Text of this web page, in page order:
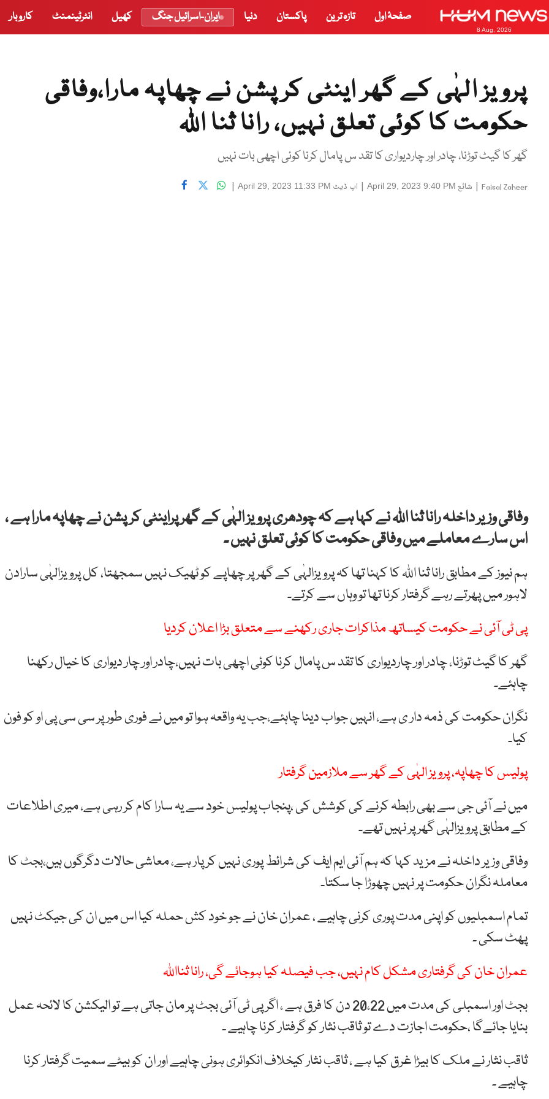
8 Aug, 2026
صفحۂ اول تازہ ترین پاکستان دنیا ایران-اسرائیل جنگ کھیل انٹرٹینمنٹ کاروبار
پرویز الہٰی کے گھر اینٹی کرپشن نے چھاپہ مارا،وفاقی
حکومت کا کوئی تعلق نہیں، رانا ثنا اللہ
گھر کا گیٹ توڑنا، چادر اور چاردیواری کا تقد س پامال کرنا کوئی اچھی بات نہیں
Faisal Zaheer
| شائع April 29, 2023 9:40 PM
| اپ ڈیٹ April 29, 2023 11:33 PM
|
وفاقی وزیر داخلہ رانا ثنا اللہ نے کہا ہے کہ چودھری پرویز الہٰی کے گھر پراینٹی کرپشن نے چھاپہ مارا ہے ،
اس سارے معاملے میں وفاقی حکومت کا کوئی تعلق نہیں ۔
ہم نیوز کے مطابق رانا ثنا اللہ کا کہنا تھا کہ پرویزالہٰی کے گھر پر چھاپے کو ٹھیک نہیں سمجھتا، کل پرویزالہٰی سارادن
لاہور میں پھرتے رہے گرفتار کرنا تھا تو وہاں سے کرتے۔
پی ٹی آئی نے حکومت کیساتھ مذاکرات جاری رکھنے سے متعلق بڑا اعلان کردیا
گھر کا گیٹ توڑنا، چادر اور چاردیواری کا تقد س پامال کرنا کوئی اچھی بات نہیں،چادر اور چار دیواری کا خیال رکھنا
چاہئے۔
نگران حکومت کی ذمہ دار ی ہے، انہیں جواب دینا چاہئے،جب یہ واقعہ ہوا تو میں نے فوری طور پر سی سی پی او کو فون
کیا۔
پولیس کا چھاپہ، پرویز الہٰی کے گھر سے ملازمین گرفتار
میں نے آئی جی سے بھی رابطہ کرنے کی کوشش کی ،پنجاب پولیس خود سے یہ سارا کام کر رہی ہے، میری اطلاعات
کے مطابق پرویزالہٰی گھر پر نہیں تھے۔
وفاقی وزیر داخلہ نے مزید کہا کہ ہم آئی ایم ایف کی شرائط پوری نہیں کر پار ہے، معاشی حالات دگرگوں ہیں،بجٹ کا
معاملہ نگران حکومت پر نہیں چھوڑا جا سکتا۔
تمام اسمبلیوں کو اپنی مدت پوری کرنی چاہیے ، عمران خان نے جو خود کش حملہ کیا اس میں ان کی جیکٹ نہیں
پھٹ سکی ۔
عمران خان کی گرفتاری مشکل کام نہیں، جب فیصلہ کیا ہوجائے گی، رانا ثنااللہ
بجٹ اور اسمبلی کی مدت میں 20،22 دن کا فرق ہے ، اگر پی ٹی آئی بجٹ پر مان جاتی ہے تو الیکشن کا لائحہ عمل
بنایا جائےگا ،حکومت اجازت دے تو ثاقب نثار کو گرفتار کرنا چاہیے ۔
ثاقب نثار نے ملک کا بیڑا غرق کیا ہے ، ثاقب نثار کیخلاف انکوائری ہونی چاہیے اور ان کو بیٹے سمیت گرفتار کرنا
چاہیے ۔